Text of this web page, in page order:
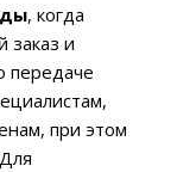
, когда
заказ и
передаче
при этом